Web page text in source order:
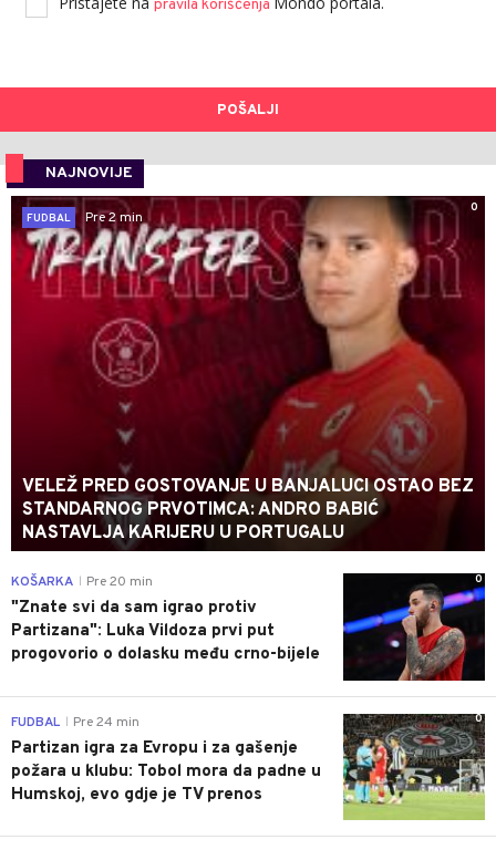
pravila korišćenja
POŠALJI
NAJNOVIJE
0
FUDBAL
Pre 2 min
VELEŽ PRED GOSTOVANJE U BANJALUCI OSTAO BEZ
STANDARNOG PRVOTIMCA: ANDRO BABIĆ
NASTAVLJA KARIJERU U PORTUGALU
0
KOŠARKA Pre 20 min
"Znate svi da sam igrao protiv
Partizana": Luka Vildoza prvi put
progovorio o dolasku među crno-bijele
0
FUDBAL Pre 24 min
Partizan igra za Evropu i za gašenje
požara u klubu: Tobol mora da padne u
Humskoj, evo gdje je TV prenos